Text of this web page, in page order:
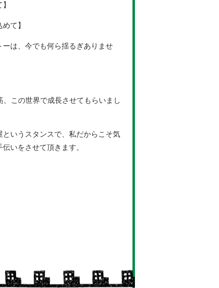
て】
は、今でも何ら揺るぎありませ
この世界で成長させてもらいまし
いうスタンスで、私だからこそ気
いをさせて頂きます。